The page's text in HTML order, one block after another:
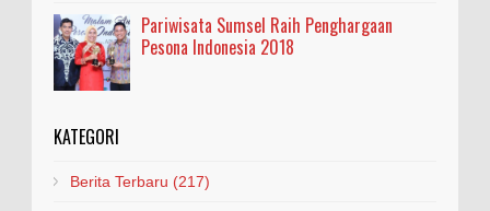
Pariwisata Sumsel Raih Penghargaan
Pesona Indonesia 2018
KATEGORI
Berita Terbaru (217)